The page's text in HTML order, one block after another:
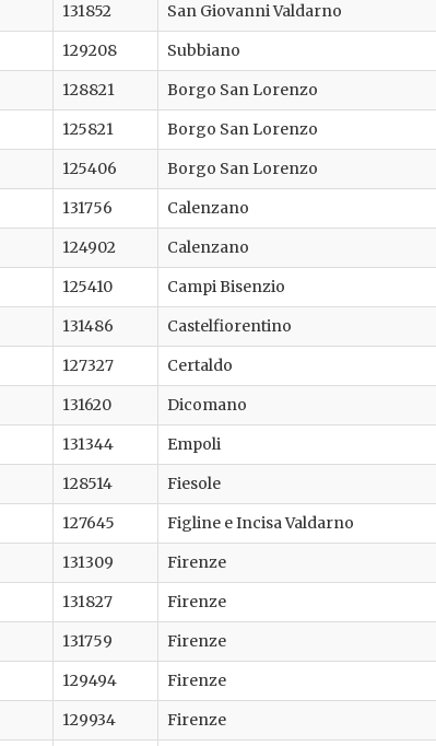
131852 San Giovanni Valdarno
129208 Subbiano
128821 Borgo San Lorenzo
125821 Borgo San Lorenzo
125406 Borgo San Lorenzo
131756 Calenzano
124902 Calenzano
125410 Campi Bisenzio
131486 Castelfiorentino
127327 Certaldo
131620 Dicomano
131344 Empoli
128514 Fiesole
127645 Figline e Incisa Valdarno
131309 Firenze
131827 Firenze
131759 Firenze
129494 Firenze
129934 Firenze